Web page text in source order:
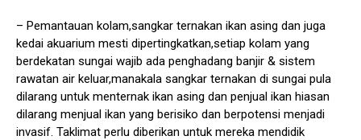
– Pemantauan kolam,sangkar ternakan ikan asing dan juga
kedai akuarium mesti dipertingkatkan,setiap kolam yang
berdekatan sungai wajib ada penghadang banjir & sistem
rawatan air keluar,manakala sangkar ternakan di sungai pula
dilarang untuk menternak ikan asing dan penjual ikan hiasan
dilarang menjual ikan yang berisiko dan berpotensi menjadi
invasif. Taklimat perlu diberikan untuk mereka mendidik